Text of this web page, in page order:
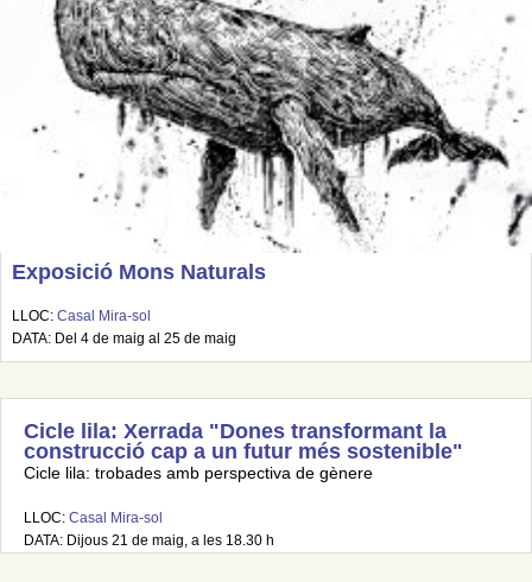
Exposició Mons Naturals
LLOC: Casal Mira-sol
DATA: Del 4 de maig al 25 de maig
Cicle lila: Xerrada "Dones transformant la
construcció cap a un futur més sostenible"
Cicle lila: trobades amb perspectiva de gènere
LLOC: Casal Mira-sol
DATA: Dijous 21 de maig, a les 18.30 h